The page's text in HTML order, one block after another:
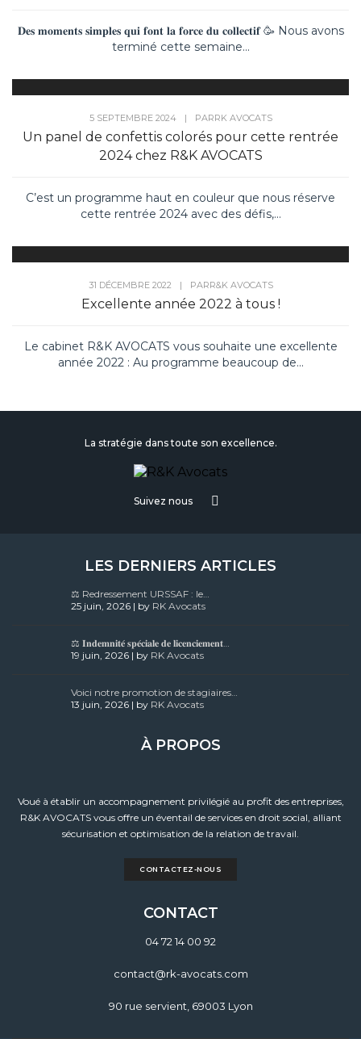
𝐃𝐞𝐬 𝐦𝐨𝐦𝐞𝐧𝐭𝐬 𝐬𝐢𝐦𝐩𝐥𝐞𝐬 𝐪𝐮𝐢 𝐟𝐨𝐧𝐭 𝐥𝐚 𝐟𝐨𝐫𝐜𝐞 𝐝𝐮 𝐜𝐨𝐥𝐥𝐞𝐜𝐭𝐢𝐟 🥳 Nous avons
terminé cette semaine...
5 SEPTEMBRE 2024 | PARRK AVOCATS
Un panel de confettis colorés pour cette rentrée
2024 chez R&K AVOCATS
C’est un programme haut en couleur que nous réserve
cette rentrée 2024 avec des défis,...
31 DÉCEMBRE 2022 | PARR&K AVOCATS
Excellente année 2022 à tous !
Le cabinet R&K AVOCATS vous souhaite une excellente
année 2022 : Au programme beaucoup de...
La stratégie dans toute son excellence.
Suivez nous
LES DERNIERS ARTICLES
⚖️ Redressement URSSAF : le…
25 juin, 2026 | by RK Avocats
⚖️ 𝐈𝐧𝐝𝐞𝐦𝐧𝐢𝐭𝐞́ 𝐬𝐩𝐞́𝐜𝐢𝐚𝐥𝐞 𝐝𝐞 𝐥𝐢𝐜𝐞𝐧𝐜𝐢𝐞𝐦𝐞𝐧𝐭…
19 juin, 2026 | by RK Avocats
Voici notre promotion de stagiaires…
13 juin, 2026 | by RK Avocats
À PROPOS
Voué à établir un accompagnement privilégié au profit des entreprises,
R&K AVOCATS vous offre un éventail de services en droit social, alliant
sécurisation et optimisation de la relation de travail.
CONTACTEZ-NOUS
CONTACT
04 72 14 00 92
contact@rk-avocats.com
90 rue servient, 69003 Lyon